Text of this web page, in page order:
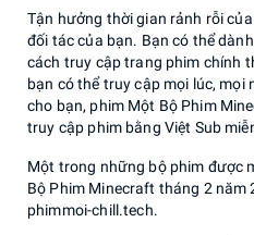
Tận hưởng thời gian rảnh rỗi
đối tác của bạn. Bạn có thể
cách truy cập trang phim chính
bạn có thể truy cập mọi lúc, mọi
cho bạn, phim Một Bộ Phim
truy cập phim bằng Việt Sub
Một trong những bộ phim được
Bộ Phim Minecraft tháng 2 năm
phimmoi-chill.tech.